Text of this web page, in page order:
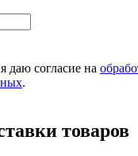
даю согласие на
.
товаров